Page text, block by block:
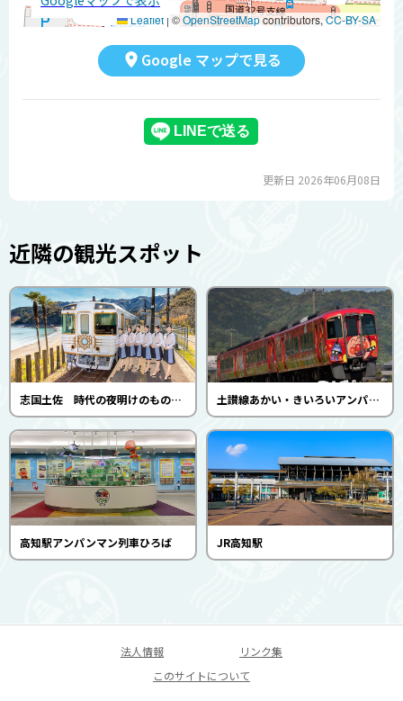
Leaflet |©OpenStreetMapcontributors,CC-BY-SA
Google マップで見る
更新日 2026年06月08日
近隣の観光スポット
志国土佐 時代の夜明けのものがたり 土讃線あかい・きいろいアンパンマン列車
高知駅アンパンマン列車ひろば JR高知駅
法人情報
リンク集
このサイトについて